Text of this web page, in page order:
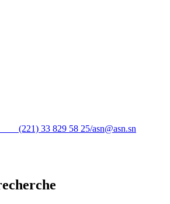
33 829 58 25/asn@asn.sn